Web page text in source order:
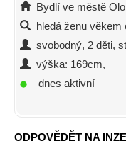
Bydlí ve městě
hledá ženu věkem
svobodný, 2 děti,
výška: 169cm,
dnes aktivní
ODPOVĚDĚT NA